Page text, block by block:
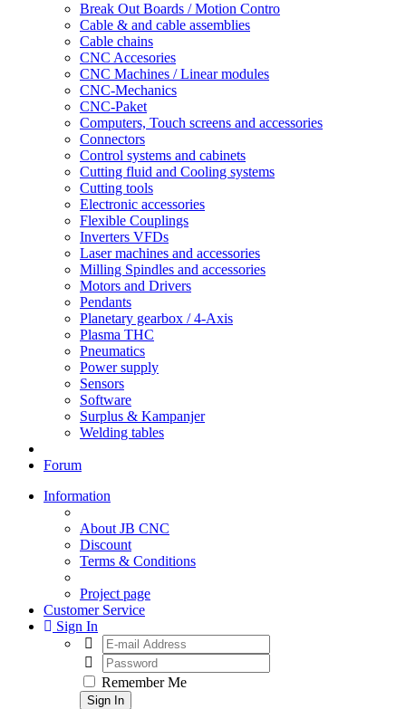
Break Out Boards / Motion Contro
Cable & and cable assemblies
Cable chains
CNC Accesories
CNC Machines / Linear modules
CNC-Mechanics
CNC-Paket
Computers, Touch screens and accessories
Connectors
Control systems and cabinets
Cutting fluid and Cooling systems
Cutting tools
Electronic accessories
Flexible Couplings
Inverters VFDs
Laser machines and accessories
Milling Spindles and accessories
Motors and Drivers
Pendants
Planetary gearbox / 4-Axis
Plasma THC
Pneumatics
Power supply
Sensors
Software
Surplus & Kampanjer
Welding tables
Forum
Information
About JB CNC
Discount
Terms & Conditions
Project page
Customer Service
Sign In
Remember Me
Sign In